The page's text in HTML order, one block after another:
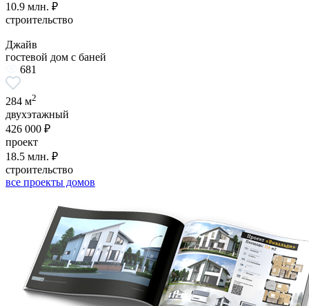
10.9 млн. ₽
строительство
Джайв
гостевой дом с баней
681
284 м2
двухэтажный
426 000 ₽
проект
18.5 млн. ₽
строительство
все проекты домов